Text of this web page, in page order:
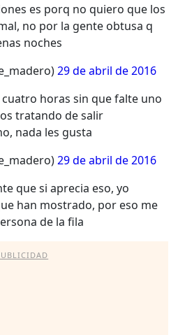
es porq no quiero que los
no por la gente obtusa q
noches
29 de abril de 2016
horas sin que falte uno
tratando de salir
nada les gusta
29 de abril de 2016
que si aprecia eso, yo
han mostrado, por eso me
de la fila